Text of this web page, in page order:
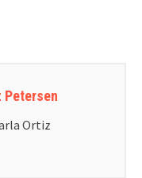
Petersen
Ortiz